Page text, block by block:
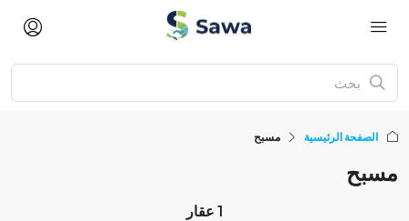
الصفحة الرئيسية مسبح
مسبح
1 عقار